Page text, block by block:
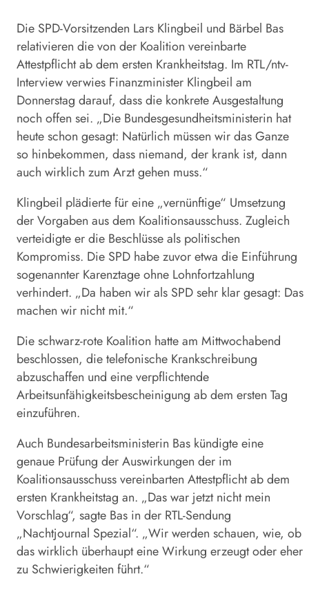
Die SPD-Vorsitzenden Lars Klingbeil und Bärbel Bas
relativieren die von der Koalition vereinbarte
Attestpflicht ab dem ersten Krankheitstag. Im RTL/ntv-
Interview verwies Finanzminister Klingbeil am
Donnerstag darauf, dass die konkrete Ausgestaltung
noch offen sei. „Die Bundesgesundheitsministerin hat
heute schon gesagt: Natürlich müssen wir das Ganze
so hinbekommen, dass niemand, der krank ist, dann
auch wirklich zum Arzt gehen muss.“
Klingbeil plädierte für eine „vernünftige“ Umsetzung
der Vorgaben aus dem Koalitionsausschuss. Zugleich
verteidigte er die Beschlüsse als politischen
Kompromiss. Die SPD habe zuvor etwa die Einführung
sogenannter Karenztage ohne Lohnfortzahlung
verhindert. „Da haben wir als SPD sehr klar gesagt: Das
machen wir nicht mit.“
Die schwarz-rote Koalition hatte am Mittwochabend
beschlossen, die telefonische Krankschreibung
abzuschaffen und eine verpflichtende
Arbeitsunfähigkeitsbescheinigung ab dem ersten Tag
einzuführen.
Auch Bundesarbeitsministerin Bas kündigte eine
genaue Prüfung der Auswirkungen der im
Koalitionsausschuss vereinbarten Attestpflicht ab dem
ersten Krankheitstag an. „Das war jetzt nicht mein
Vorschlag“, sagte Bas in der RTL-Sendung
„Nachtjournal Spezial“. „Wir werden schauen, wie, ob
das wirklich überhaupt eine Wirkung erzeugt oder eher
zu Schwierigkeiten führt.“